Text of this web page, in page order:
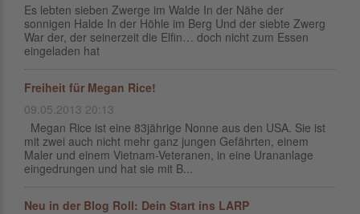
Es lebten sieben Zwerge im Walde In der Nähe der
sonnigen Halde In der Höhle im Berg Und der siebte Zwerg
War der, der seinerzeit die Elfin… doch nicht zum Essen
eingeladen hat
Freiheit für Megan Rice!
09.05.2013 20:13
Megan Rice ist eine 83jährige Nonne aus den USA. Sie ist
mit zwei auch nicht mehr ganz jungen Gefährten, einem
Maler und einem Vietnam-Veteranen, in eine Urananlage
eingedrungen und hat sie mit B...
Neu in der Blog Roll: Dein Start ins LARP